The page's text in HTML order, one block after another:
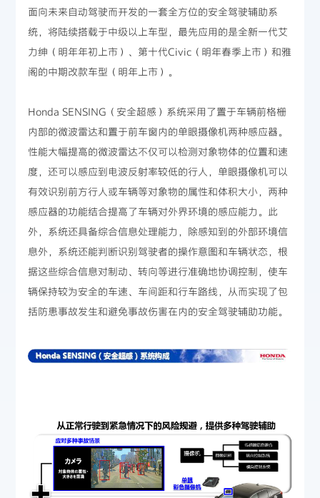
面向未来自动驾驶而开发的一套全方位的安全驾驶辅助系
统，将陆续搭载于中级以上车型，最先应用的是全新一代艾
力绅（明年年初上市）、第十代Civic（明年春季上市）和雅
阁的中期改款车型（明年上市）。
Honda SENSING（安全超感）系统采用了置于车辆前格栅
内部的微波雷达和置于前车窗内的单眼摄像机两种感应器。
性能大幅提高的微波雷达不仅可以检测对象物体的位置和速
度，还可以感应到电波反射率较低的行人，单眼摄像机可以
有效识别前方行人或车辆等对象物的属性和体积大小，两种
感应器的功能结合提高了车辆对外界环境的感应能力。此
外，系统还具备综合信息处理能力，除感知到的外部环境信
息外，系统还能判断识别驾驶者的操作意图和车辆状态，根
据这些综合信息对制动、转向等进行准确地协调控制，使车
辆保持较为安全的车速、车间距和行车路线，从而实现了包
括防患事故发生和避免事故伤害在内的安全驾驶辅助功能。